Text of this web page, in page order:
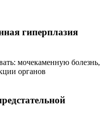
гиперплазия
мочекаменную болезнь,
органов